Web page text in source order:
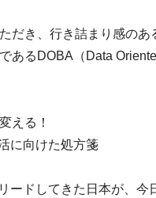
だき、行き詰まり感の
あるDOBA（Data
える！
向けた処方箋
ードしてきた日本が、